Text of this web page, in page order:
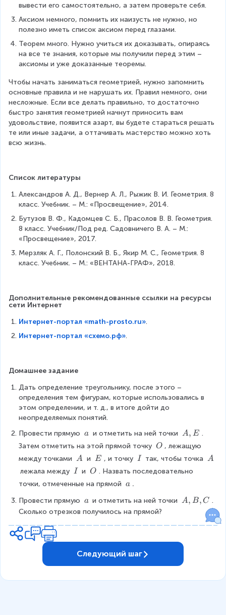
вывести его самостоятельно, а затем проверьте себя.
Аксиом немного, помнить их наизусть не нужно, но
полезно иметь список аксиом перед глазами.
Теорем много. Нужно учиться их доказывать, опираясь
на все те знания, которые мы получили перед этим –
аксиомы и уже доказанные теоремы.
Чтобы начать заниматься геометрией, нужно запомнить
основные правила и не нарушать их. Правил немного, они
несложные. Если все делать правильно, то достаточно
быстро занятия геометрией начнут приносить вам
удовольствие, появится азарт, вы будете стараться решать
те или иные задачи, а оттачивать мастерство можно хоть
всю жизнь.
Список литературы
Александров А. Д., Вернер А. Л., Рыжик В. И. Геометрия. 8
класс. Учебник. – М.: «Просвещение», 2014.
Бутузов В. Ф., Кадомцев С. Б., Прасолов В. В. Геометрия.
8 класс. Учебник/Под ред. Садовничего В. А. – М.:
«Просвещение», 2017.
Мерзляк А. Г., Полонский В. Б., Якир М. С., Геометрия. 8
класс. Учебник. – М.: «ВЕНТАНА-ГРАФ», 2018.
Дополнительные рекомендованные ссылки на ресурсы
сети Интернет
Интернет-портал «math-prosto.ru».
Интернет-портал «схемо.рф».
Домашнее задание
Дать определение треугольнику, после этого –
определения тем фигурам, которые использовались в
этом определении, и т. д., в итоге дойти до
неопределяемых понятий.
Провести прямую \
\
a и отметить на ней точки A
,
A, E .
Затем отметить на этой прямой точку \
\
O , лежащую
между точками \
\
A и \
\
E , и точку \
\
I так, чтобы точка \
A
лежала между \
\
I и \
\
O . Назвать последовательно
точки, отмеченные на прямой \
a
a .
Провести прямую \
\
a и отметить на ней точки A
A, B, C .
Сколько отрезков получилось на прямой?
Следующий шаг